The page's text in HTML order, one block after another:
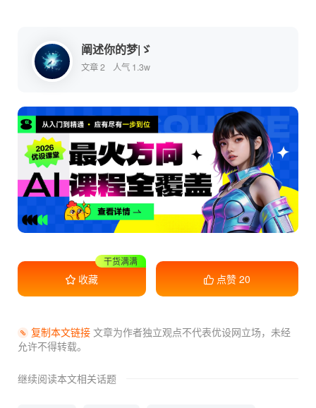
阐述你的梦|ゞ
文章 2 人气 1.3w
收藏
收藏学习
点赞 20
复制本文链接文章为作者独立观点不代表优设网立场， 未经
允许不得转载。
继续阅读本文相关话题